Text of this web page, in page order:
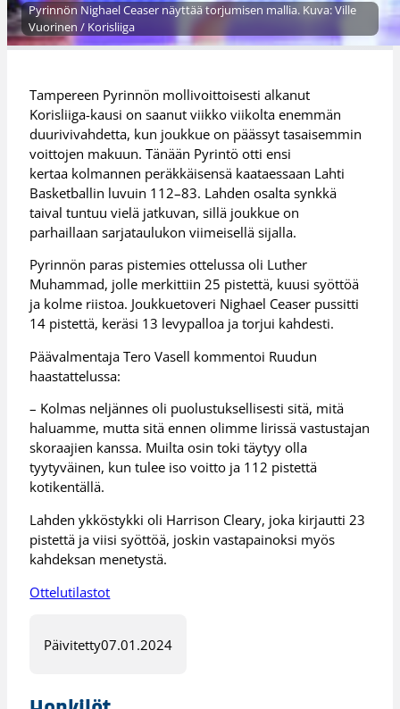
Pyrinnön Nighael Ceaser näyttää torjumisen mallia. Kuva: Ville
Vuorinen / Korisliiga
Tampereen Pyrinnön mollivoittoisesti alkanut
Korisliiga-kausi on saanut viikko viikolta enemmän
duurivivahdetta, kun joukkue on päässyt tasaisemmin
voittojen makuun. Tänään Pyrintö otti ensi
kertaa kolmannen peräkkäisensä kaataessaan Lahti
Basketballin luvuin 112–83. Lahden osalta synkkä
taival tuntuu vielä jatkuvan, sillä joukkue on
parhaillaan sarjataulukon viimeisellä sijalla.
Pyrinnön paras pistemies ottelussa oli Luther
Muhammad, jolle merkittiin 25 pistettä, kuusi syöttöä
ja kolme riistoa. Joukkuetoveri Nighael Ceaser pussitti
14 pistettä, keräsi 13 levypalloa ja torjui kahdesti.
Päävalmentaja Tero Vasell kommentoi Ruudun
haastattelussa:
– Kolmas neljännes oli puolustuksellisesti sitä, mitä
haluamme, mutta sitä ennen olimme lirissä vastustajan
skoraajien kanssa. Muilta osin toki täytyy olla
tyytyväinen, kun tulee iso voitto ja 112 pistettä
kotikentällä.
Lahden ykköstykki oli Harrison Cleary, joka kirjautti 23
pistettä ja viisi syöttöä, joskin vastapainoksi myös
kahdeksan menetystä.
Ottelutilastot
Päivitetty07.01.2024